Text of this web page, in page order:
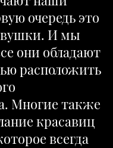
очередь это
И мы
они обладают
расположить
Многие также
красавиц
всегда